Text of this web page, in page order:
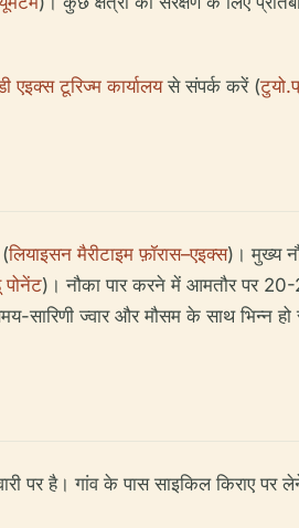
एइक्स टूरिज्म कार्यालयसे संपर्क करें (
लियाइसन मैरीटाइम फ़ॉरास–एइक्स)। मुख्य
)। नौका पार करने में आमतौर पर
सारिणी ज्वार और मौसम के साथ भिन्न
पर है। गांव के पास साइकिल किराए पर